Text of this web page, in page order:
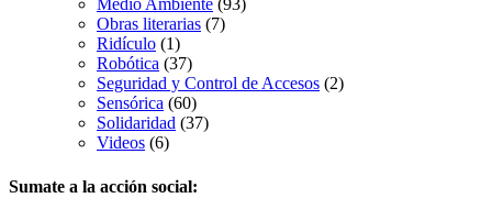
Medio Ambiente (93)
Obras literarias (7)
Ridículo (1)
Robótica (37)
Seguridad y Control de Accesos (2)
Sensórica (60)
Solidaridad (37)
Videos (6)
Sumate a la acción social: